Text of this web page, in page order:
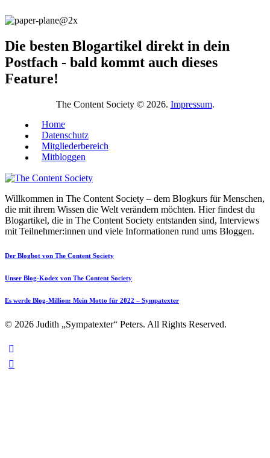
Die besten Blogartikel direkt in dein
Postfach - bald kommt auch dieses
Feature!
The Content Society © 2026. Impressum.
Home
Datenschutz
Mitgliederbereich
Mitbloggen
Willkommen in The Content Society – dem Blogkurs für Menschen,
die mit ihrem Wissen die Welt verändern möchten. Hier findest du
Blogartikel, die in The Content Society entstanden sind, Interviews
mit Teilnehmer:innen und viele Informationen rund ums Bloggen.
Der Blogbot von The Content Society
Unser Blog-Kodex von The Content Society
Es werde Blog-Million: Mein Motto für 2022 – Sympatexter
© 2026 Judith „Sympatexter“ Peters. All Rights Reserved.